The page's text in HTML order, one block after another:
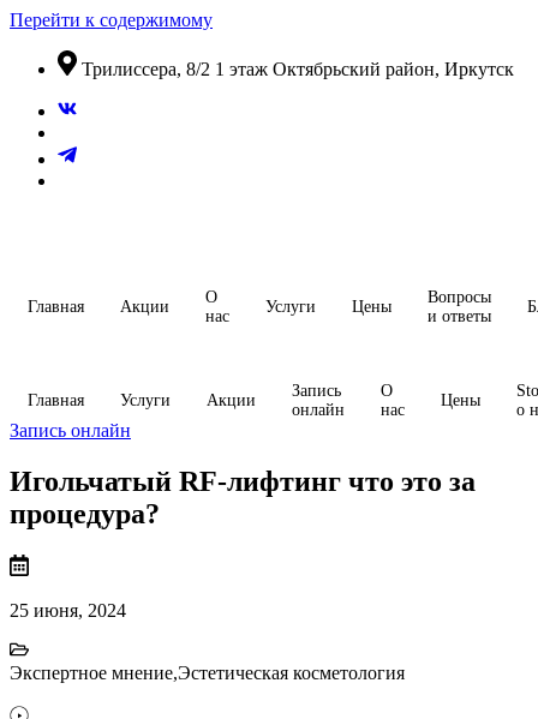
Перейти к содержимому
​Трилиссера, 8/2​ 1 этаж​ Октябрьский район, Иркутск
Главная Акции
О
нас
Услуги Цены
Вопросы
и ответы
Главная Услуги Акции
Запись
онлайн
О
нас
Цены
о
Запись онлайн
Игольчатый RF-лифтинг что это за
процедура?
25 июня, 2024
Экспертное мнение,Эстетическая косметология